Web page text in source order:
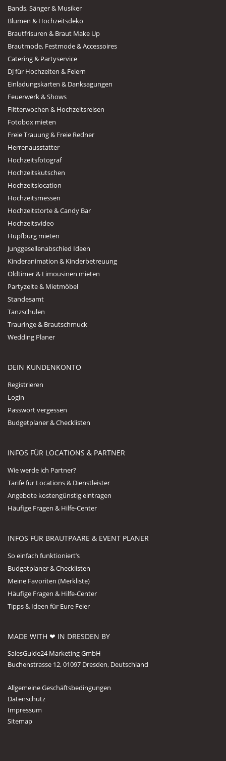
Bands, Sänger & Musiker
Blumen & Hochzeitsdeko
Brautfrisuren & Braut Make Up
Brautmode, Festmode & Accessoires
Catering & Partyservice
DJ für Hochzeiten & Feiern
Einladungskarten & Danksagungen
Feuerwerk & Shows
Flitterwochen & Hochzeitsreisen
Fotobox mieten
Freie Trauung & Freie Redner
Herrenausstatter
Hochzeitsfotograf
Hochzeitskutschen
Hochzeitslocation
Hochzeitsmessen
Hochzeitstorte & Candy Bar
Hochzeitsvideo
Hüpfburg mieten
Junggesellenabschied Ideen
Kinderanimation & Kinderbetreuung
Oldtimer & Limousinen mieten
Partyzelte & Mietmöbel
Standesamt
Tanzschulen
Trauringe & Brautschmuck
Wedding Planer
DEIN KUNDENKONTO
Registrieren
Login
Passwort vergessen
Budgetplaner & Checklisten
INFOS FÜR LOCATIONS & PARTNER
Wie werde ich Partner?
Tarife für Locations & Dienstleister
Angebote kostengünstig eintragen
Häufige Fragen & Hilfe-Center
INFOS FÜR BRAUTPAARE & EVENT PLANER
So einfach funktioniert’s
Budgetplaner & Checklisten
Meine Favoriten (Merkliste)
Häufige Fragen & Hilfe-Center
Tipps & Ideen für Eure Feier
MADE WITH ❤ IN DRESDEN BY
SalesGuide24 Marketing GmbH
Buchenstrasse 12, 01097 Dresden, Deutschland
Allgemeine Geschäftsbedingungen
Datenschutz
Impressum
Sitemap